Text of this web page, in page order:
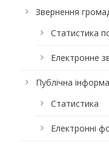
Звернення
Статистика
Електронне
Публічна
Статистика
Електронні